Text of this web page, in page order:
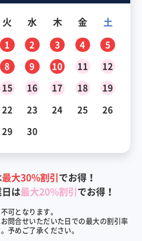
火 水 木 金 土
1 2 3 4
5
8 9 10 11
12
15 16 17 18
19
22 23 24 25
26
29 30
最大30%割引でお得！
は最大20%割引でお得！
可となります。
問合せいただいた日での最大の割引率
予めご了承ください。